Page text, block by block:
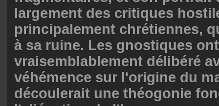
largement des critiques
principalement chrétiennes,
à sa ruine. Les gnostiques ont
vraisemblablement délibéré
véhémence sur l'origine du
découlerait une théogonie